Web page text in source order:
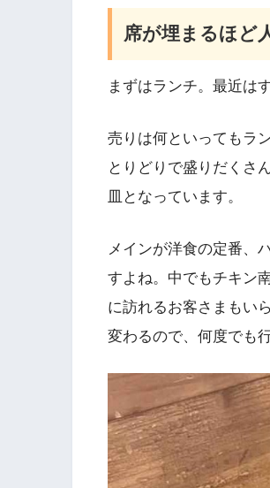
席が埋まるほど
まずはランチ。最近は
売りは何といってもラ
とりどりで盛りだくさ
皿となっています。
メインが洋食の定番、
すよね。中でもチキン
に訪れるお客さまもい
変わるので、何度でも